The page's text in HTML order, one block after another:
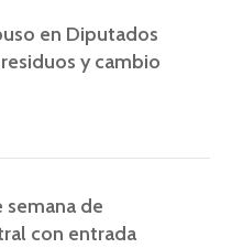
en Diputados
y cambio
semana de
con entrada